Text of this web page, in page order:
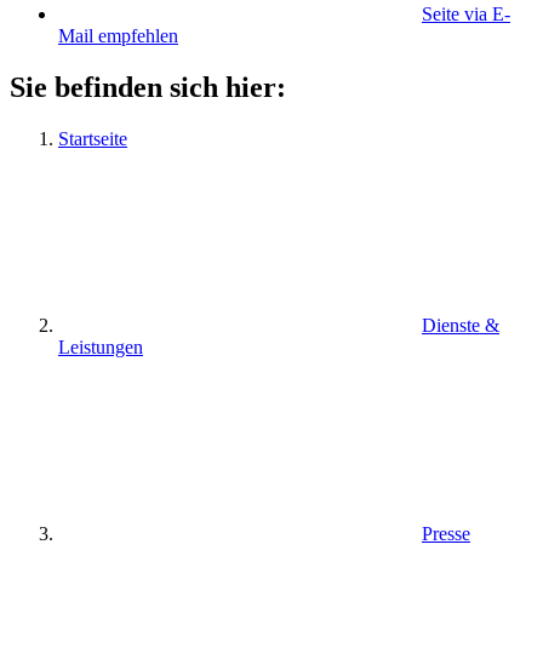
Seite via E-
Mail empfehlen
Sie befinden sich hier:
Startseite
Dienste &
Leistungen
Presse